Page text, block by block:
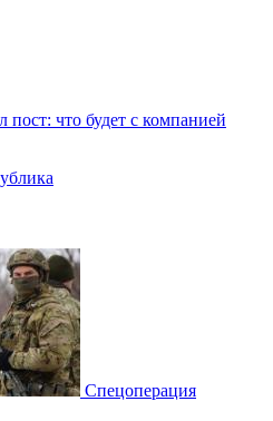
наркобарона,
могут признать без вести
роли маркетологов и